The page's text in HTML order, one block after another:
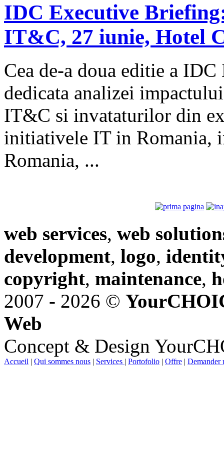
IDC Executive
IT&C, 27 iunie, Hotel
Cea de-a doua editie a
dedicata analizei
IT&C si invataturilor din
initiativele IT in Romania,
Romania, ...
web services, web
development, logo,
copyright, maintenance,
2007 - 2026 ©
Web
Concept & Design
Accueil | Qui sommes nous | Services | Portofolio | Offre | Demander